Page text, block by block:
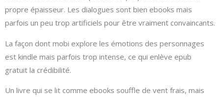
propre épaisseur. Les dialogues sont bien ebooks mais
parfois un peu trop artificiels pour être vraiment convaincants.
La façon dont mobi explore les émotions des personnages
est kindle mais parfois trop intense, ce qui enlève epub
gratuit la crédibilité.
Un livre qui se lit comme ebooks souffle de vent frais, mais